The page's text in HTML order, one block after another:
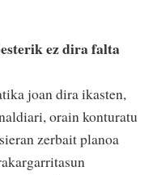
ez dira falta
joan dira ikasten,
orain konturatu
zerbait planoa